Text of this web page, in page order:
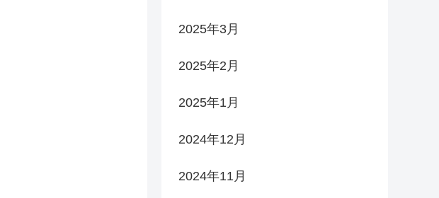
2025年3月
2025年2月
2025年1月
2024年12月
2024年11月